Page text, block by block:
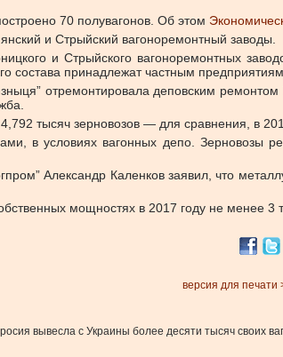
70 полувагонов. Об этом
и Стрыйский вагоноремонтный заводы.
и Стрыйского вагоноремонтных
состава принадлежат частным
отремонтировала деповским
тысяч зерновозов — для сравнения, в
в условиях вагонных депо.
Александр Каленков заявил, что
мощностях в 2017 году не менее 3
версия для печати
вывесла с Украины более десяти тысяч своих